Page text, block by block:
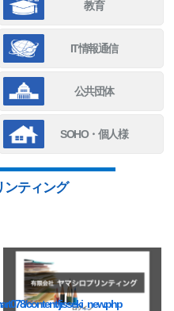
教育
IT情報通信
公共団体
SOHO・個人様
content/jisseki_new.php
ンティング